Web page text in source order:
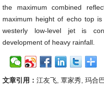
the maximum combined
maximum height of echo top
westerly low-level jet is
development of heavy rainfall.
文章引用： 江友飞, 覃家秀, 玛合